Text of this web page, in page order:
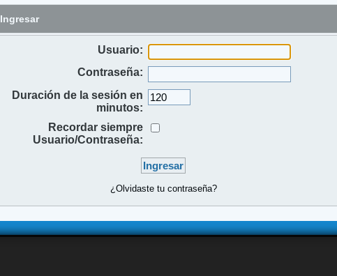
Ingresar
Usuario:
Contraseña:
Duración de la sesión en
minutos:
Recordar siempre
Usuario/Contraseña:
¿Olvidaste tu contraseña?